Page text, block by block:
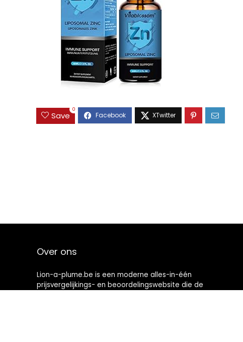
Save
0
Over ons
Lion-a-plume.be is een moderne alles-in-één
prijsvergelijkings- en beoordelingswebsite die de